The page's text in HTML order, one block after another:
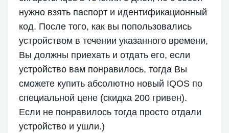
нужно взять паспорт и идентификационный
код. После того, как вы попользовались
устройством в течении указанного времени,
Вы должны приехать и отдать его, если
устройство вам понравилось, тогда Вы
сможете купить абсолютно новый IQOS по
специальной цене (скидка 200 гривен).
Если не понравилось тогда просто отдали
устройство и ушли.)